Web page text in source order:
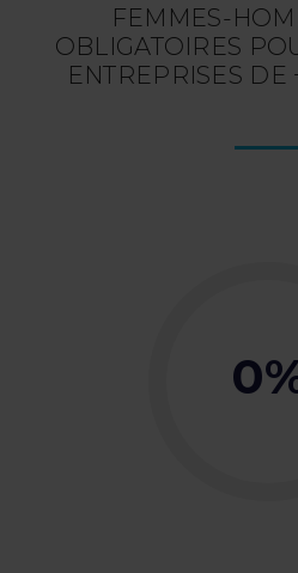
FEMMES-
OBLIGATOIRES
ENTREPRISES DE
0